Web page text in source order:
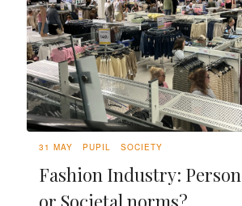
31 MAY PUPIL SOCIETY
Fashion Industry:
or Societal norms?